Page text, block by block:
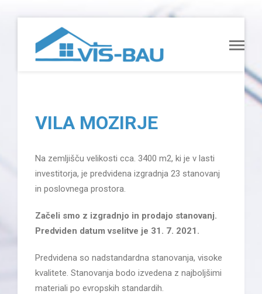
VILA MOZIRJE
Na zemljišču velikosti cca. 3400 m2, ki je v lasti
investitorja, je predvidena izgradnja 23 stanovanj
in poslovnega prostora.
Začeli smo z izgradnjo in prodajo stanovanj.
Predviden datum vselitve je 31. 7. 2021.
Predvidena so nadstandardna stanovanja, visoke
kvalitete. Stanovanja bodo izvedena z najboljšimi
materiali po evropskih standardih.